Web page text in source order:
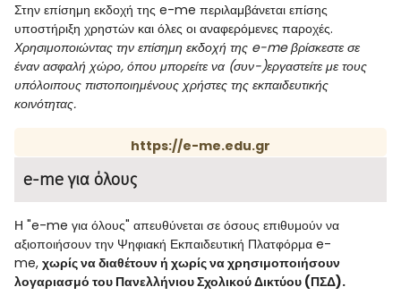
Στην επίσημη εκδοχή της e-me περιλαμβάνεται επίσης
υποστήριξη χρηστών και όλες οι αναφερόμενες παροχές.
Χρησιμοποιώντας την επίσημη εκδοχή της e-me βρίσκεστε σε
έναν ασφαλή χώρο, όπου μπορείτε να (συν-)εργαστείτε με τους
υπόλοιπους πιστοποιημένους χρήστες της εκπαιδευτικής
κοινότητας.
https://e-me.edu.gr
e-me για όλους
Η "e-me για όλους" απευθύνεται σε όσους επιθυμούν να
αξιοποιήσουν την Ψηφιακή Εκπαιδευτική Πλατφόρμα e-
me, χωρίς να διαθέτουν ή χωρίς να χρησιμοποιήσουν
λογαριασμό του Πανελλήνιου Σχολικού Δικτύου (ΠΣΔ).